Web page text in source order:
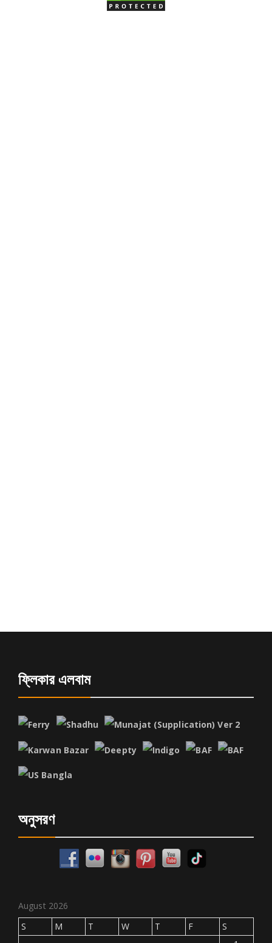
ফ্লিকার এলবাম
অনুসরণ
August 2026
S
M T W T F
S